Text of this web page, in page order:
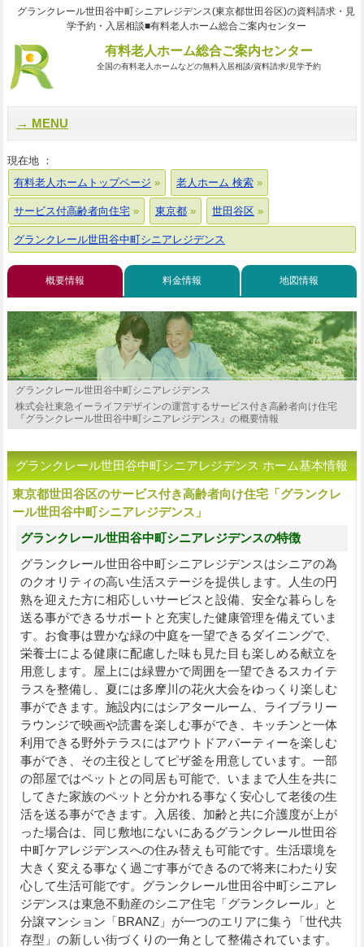
グランクレール世田谷中町シニアレジデンス(東京都世田谷区)の資料請求・見
学予約・入居相談■有料老人ホーム総合ご案内センター
有料老人ホーム総合ご案内センター
全国の有料老人ホームなどの無料入居相談/資料請求/見学予約
MENU
現在地 ：
有料老人ホームトップページ
老人ホーム 検索
サービス付高齢者向住宅 東京都 世田谷区
グランクレール世田谷中町シニアレジデンス
概要情報 料金情報 地図情報
グランクレール世田谷中町シニアレジデンス
株式会社東急イーライフデザインの運営するサービス付き高齢者向け住宅
『グランクレール世田谷中町シニアレジデンス』の概要情報
グランクレール世田谷中町シニアレジデンス ホーム基本情報
東京都世田谷区のサービス付き高齢者向け住宅「グランクレ
ール世田谷中町シニアレジデンス」
グランクレール世田谷中町シニアレジデンスの特徴
グランクレール世田谷中町シニアレジデンスはシニアの為
のクオリティの高い生活ステージを提供します。人生の円
熟を迎えた方に相応しいサービスと設備、安全な暮らしを
送る事ができるサポートと充実した健康管理を備えていま
す。お食事は豊かな緑の中庭を一望できるダイニングで、
栄養士による健康に配慮した味も見た目も楽しめる献立を
用意します。屋上には緑豊かで周囲を一望できるスカイテ
ラスを整備し、夏には多摩川の花火大会をゆっくり楽しむ
事ができます。施設内にはシアタールーム、ライブラリー
ラウンジで映画や読書を楽しむ事ができ、キッチンと一体
利用できる野外テラスにはアウトドアパーティーを楽しむ
事ができ、その主役としてピザ釜を用意しています。一部
の部屋ではペットとの同居も可能で、いままで人生を共に
してきた家族のペットと分かれる事なく安心して老後の生
活を送る事ができます。入居後、加齢と共に介護度が上が
った場合は、同じ敷地にないにあるグランクレール世田谷
中町ケアレジデンスへの住み替えも可能です。生活環境を
大きく変える事なく過ごす事ができるので将来にわたり安
心して生活可能です。グランクレール世田谷中町シニアレ
ジデンスは東急不動産のシニア住宅「グランクレール」と
分譲マンション「BRANZ」が一つのエリアに集う「世代共
存型」の新しい街づくりの一角として整備されています。